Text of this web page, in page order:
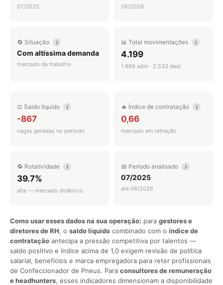
07/2025 06/2026
🔄 Situação i
Com altíssima demanda
mercado de trabalho
📊 Total movimentações i
4.199
1.666 adm · 2.533 desl
⚖️ Saldo líquido i
-867
vagas geradas no período
🔥 Índice de contratação i
0,66
mercado em retração
🔁 Rotatividade i
39.7%
alta — mercado dinâmico
📅 Período analisado i
07/2025
até 06/2026
Como usar esses dados na sua operação: para gestores e
diretores de RH, o saldo líquido combinado com o índice de
contratação antecipa a pressão competitiva por talentos —
saldo positivo e índice acima de 1,0 exigem revisão de política
salarial, benefícios e marca empregadora para reter profissionais
de Confeccionador de Pneus. Para consultores de remuneração
e headhunters, esses indicadores dimensionam a disponibilidade